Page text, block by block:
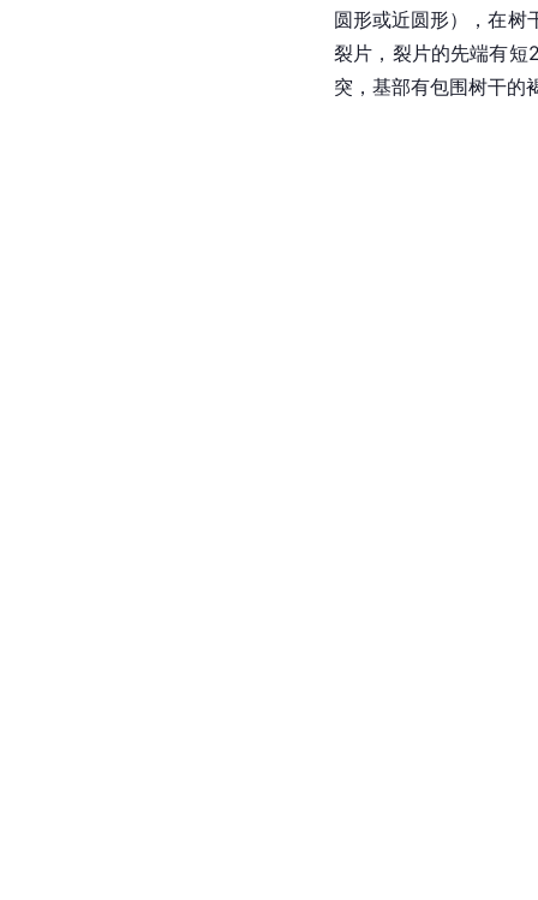
圆形或近圆形），在
裂片，裂片的先端有短
突，基部有包围树干的